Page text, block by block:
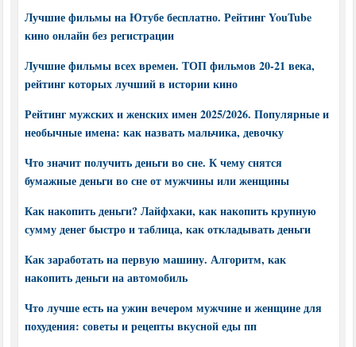
Лучшие фильмы на Ютубе бесплатно. Рейтинг YouTube
кино онлайн без регистрации
Лучшие фильмы всех времен. ТОП фильмов 20-21 века,
рейтинг которых лучший в истории кино
Рейтинг мужских и женских имен 2025/2026. Популярные и
необычные имена: как назвать мальчика, девочку
Что значит получить деньги во сне. К чему снятся
бумажные деньги во сне от мужчины или женщины
Как накопить деньги? Лайфхаки, как накопить крупную
сумму денег быстро и таблица, как откладывать деньги
Как заработать на первую машину. Алгоритм, как
накопить деньги на автомобиль
Что лучше есть на ужин вечером мужчине и женщине для
похудения: советы и рецепты вкусной еды пп